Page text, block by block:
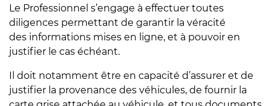
Le Professionnel s’engage à effectuer toutes
diligences permettant de garantir la véracité
des informations mises en ligne, et à pouvoir en
justifier le cas échéant.
Il doit notamment être en capacité d’assurer et de
justifier la provenance des véhicules, de fournir la